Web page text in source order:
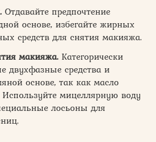
Отдавайте предпочтение
основе, избегайте жирных
средств для снятия макияжа.
макияжа. Категорически
двухфазные средства и
основе, так как масло
Используйте мицеллярную воду
лосьоны для